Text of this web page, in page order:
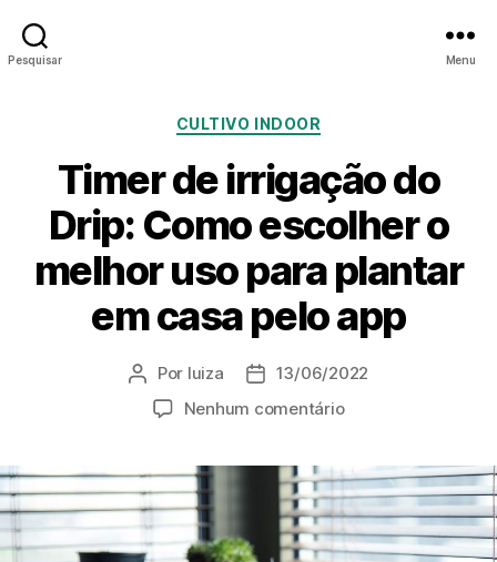
Pesquisar Menu
CULTIVO INDOOR
Timer de irrigação do
Drip: Como escolher o
melhor uso para plantar
em casa pelo app
Por luiza
13/06/2022
Nenhum comentário